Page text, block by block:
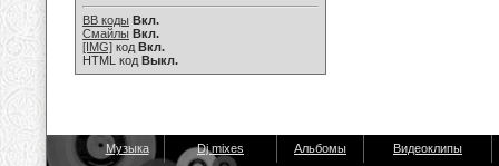
BB коды Вкл.
Смайлы Вкл.
[IMG] код Вкл.
HTML код Выкл.
Музыка Dj mixes Альбомы Видеоклипы